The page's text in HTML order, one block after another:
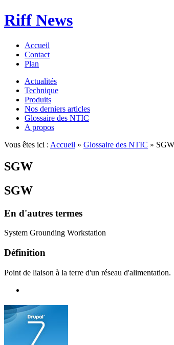
Riff News
Accueil
Contact
Plan
Actualités
Technique
Produits
Nos derniers articles
Glossaire des NTIC
A propos
Vous êtes ici : Accueil » Glossaire des NTIC » SGW
SGW
SGW
En d'autres termes
System Grounding Workstation
Définition
Point de liaison à la terre d'un réseau d'alimentation.